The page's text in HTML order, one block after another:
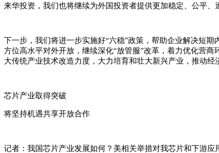
来华投资，我们也将继续为外国投资者提供更加稳定、公平、
下一步，我们将进一步实施好“六稳”政策，帮助企业解决短
方位高水平对外开放，继续深化“放管服”改革，着力优化营
大传统产业技术改造力度，大力培育和壮大新兴产业，推动经
芯片产业取得突破
将坚持机遇共享开放合作
记者：我国芯片产业发展如何？美相关举措对我芯片和下游应